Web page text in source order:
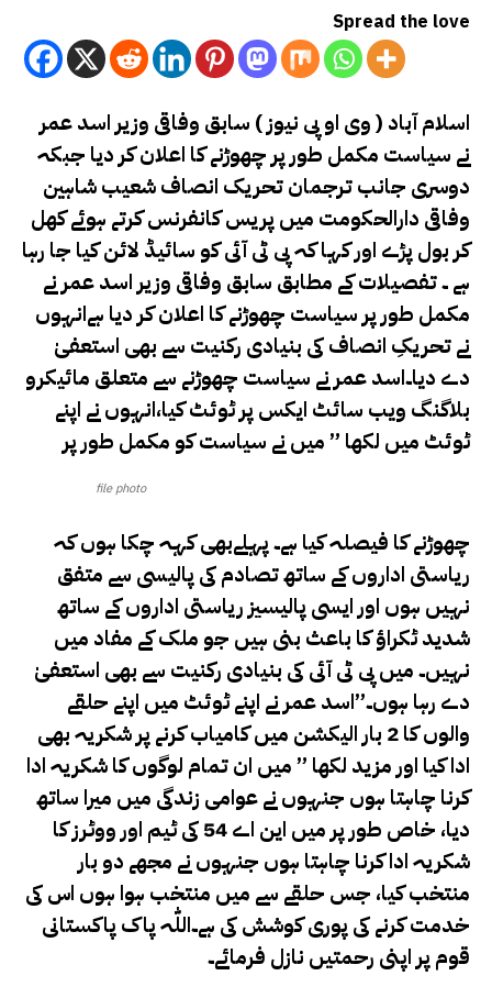
Spread the love
اسلام آباد ( وی او پی نیوز ) سابق وفاقی وزیر اسد عمر
نے سیاست مکمل طور پر چھوڑنے کا اعلان کر دیا جبکہ
دوسری جانب ترجمان تحریک انصاف شعیب شاہین
وفاقی دارالحکومت میں پریس کانفرنس کرتے ہوئے کھل
کر بول پڑے اور کہا کہ پی ٹی آئی کو سائیڈ لائن کیا جا رہا
ہے ۔ تفصیلات کے مطابق سابق وفاقی وزیر اسد عمر نے
مکمل طور پر سیاست چھوڑنے کا اعلان کر دیا ہےانہوں
نے تحریکِ انصاف کی بنیادی رکنیت سے بھی استعفیٰ
دے دیا۔اسد عمر نے سیاست چھوڑنے سے متعلق مائیکرو
بلاگنگ ویب سائٹ ایکس پر ٹوئٹ کیا،انہوں نے اپنے
ٹوئٹ میں لکھا ” میں نے سیاست کو مکمل طور پر
file photo
چھوڑنے کا فیصلہ کیا ہے۔ پہلےبھی کہہ چکا ہوں کہ
ریاستی اداروں کے ساتھ تصادم کی پالیسی سے متفق
نہیں ہوں اور ایسی پالیسیز ریاستی اداروں کے ساتھ
شدید ٹکراؤ کا باعث بنی ہیں جو ملک کے مفاد میں
نہیں۔ میں پی ٹی آئی کی بنیادی رکنیت سے بھی استعفیٰ
دے رہا ہوں۔”اسد عمر نے اپنے ٹوئٹ میں اپنے حلقے
والوں کا 2 بار الیکشن میں کامیاب کرنے پر شکریہ بھی
ادا کیا اور مزید لکھا ” میں ان تمام لوگوں کا شکریہ ادا
کرنا چاہتا ہوں جنہوں نے عوامی زندگی میں میرا ساتھ
دیا، خاص طور پر میں این اے 54 کی ٹیم اور ووٹرز کا
شکریہ ادا کرنا چاہتا ہوں جنہوں نے مجھے دو بار
منتخب کیا، جس حلقے سے میں منتخب ہوا ہوں اس کی
خدمت کرنے کی پوری کوشش کی ہے۔اللّٰہ پاک پاکستانی
قوم پر اپنی رحمتیں نازل فرمائے۔